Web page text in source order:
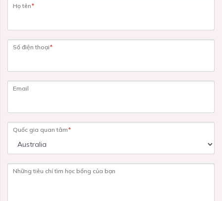
Họ tên*
Số điện thoại*
Email
Quốc gia quan tâm*
Những tiêu chí tìm học bổng của bạn